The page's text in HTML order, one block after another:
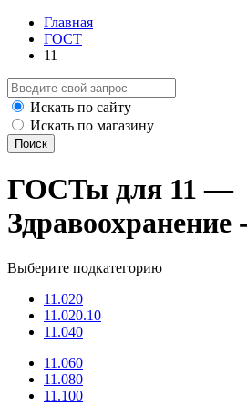
Главная
ГОСТ
11
Искать по сайту
Искать по магазину
Поиск
ГОСТы для 11 —
Здравоохранение
Выберите подкатегорию
11.020
11.020.10
11.040
11.060
11.080
11.100